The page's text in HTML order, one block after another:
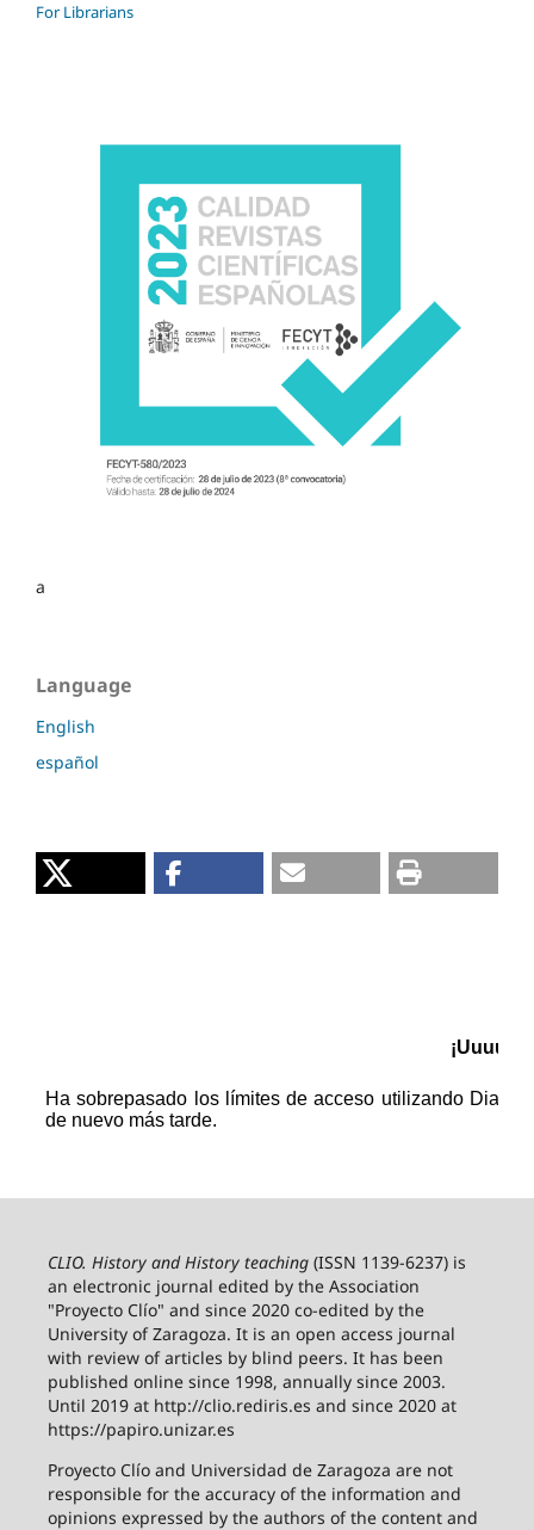
For Librarians
a
Language
English
español
CLIO. History and History teaching(ISSN 1139-6237) is
an electronic journal edited by the Association
"Proyecto Clío" and since 2020 co-edited by the
University of Zaragoza. It is an open access journal
with review of articles by blind peers. It has been
published online since 1998, annually since 2003.
Until 2019 at http://clio.rediris.es and since 2020 at
https://papiro.unizar.es
Proyecto Clío and Universidad de Zaragoza are not
responsible for the accuracy of the information and
opinions expressed by the authors of the content and